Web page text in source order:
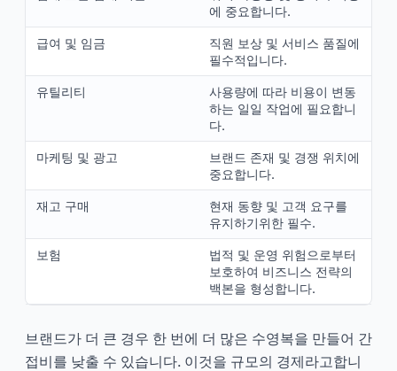
에 중요합니다.
급여 및 임금
직원 보상 및 서비스 품질에
필수적입니다.
유틸리티
사용량에 따라 비용이 변동
하는 일일 작업에 필요합니
다.
마케팅 및 광고
브랜드 존재 및 경쟁 위치에
중요합니다.
재고 구매
현재 동향 및 고객 요구를
유지하기위한 필수.
보험
법적 및 운영 위험으로부터
보호하여 비즈니스 전략의
백본을 형성합니다.
브랜드가 더 큰 경우 한 번에 더 많은 수영복을 만들어 간
접비를 낮출 수 있습니다. 이것을 규모의 경제라고합니